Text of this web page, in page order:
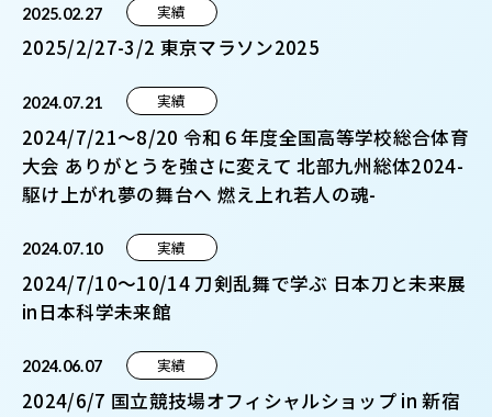
2025.02.27 実績
2025/2/27-3/2 東京マラソン2025
2024.07.21 実績
2024/7/21～8/20 令和６年度全国高等学校総合体育
大会 ありがとうを強さに変えて 北部九州総体2024-
駆け上がれ夢の舞台へ 燃え上れ若人の魂-
2024.07.10 実績
2024/7/10～10/14 刀剣乱舞で学ぶ 日本刀と未来展
in日本科学未来館
2024.06.07 実績
2024/6/7 国立競技場オフィシャルショップ in 新宿